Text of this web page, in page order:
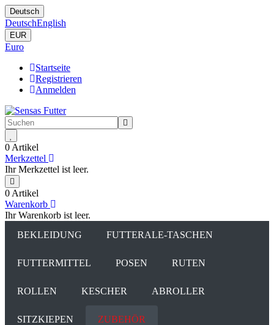
Deutsch
DeutschEnglish
EUR
Euro
Startseite
Registrieren
Anmelden
0 Artikel
Merkzettel
Ihr Merkzettel ist leer.
0 Artikel
Warenkorb
Ihr Warenkorb ist leer.
BEKLEIDUNG
FUTTERALE-TASCHEN
FUTTERMITTEL POSEN RUTEN
ROLLEN KESCHER ABROLLER
SITZKIEPEN ZUBEHÖR